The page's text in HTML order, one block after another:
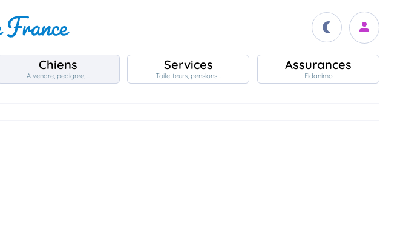
Chiens
A vendre, pedigree, ..
Services
Toiletteurs, pensions ..
Assurances
Fidanimo